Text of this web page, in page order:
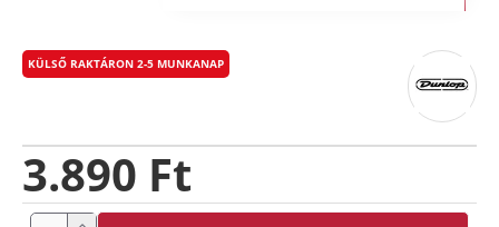
3.890 Ft
KÜLSŐ RAKTÁRON 2-5 MUNKANAP